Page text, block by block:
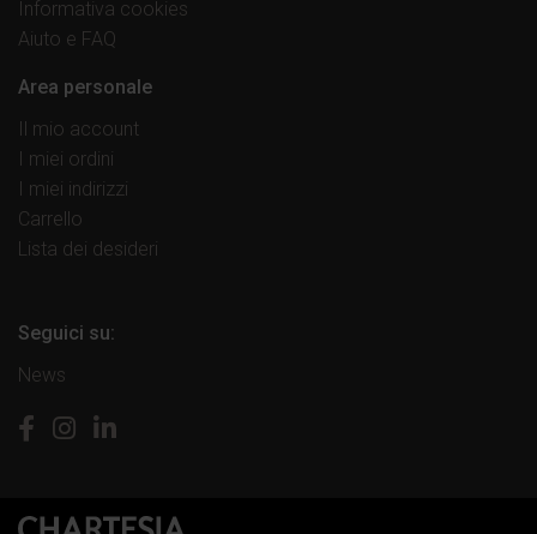
Informativa cookies
Aiuto e FAQ
Area personale
Il mio account
I miei ordini
I miei indirizzi
Carrello
Lista dei desideri
Seguici su:
News